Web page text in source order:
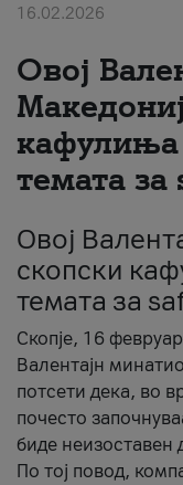
#ПодобарОнлајн
16.02.2026
Овој
кафулиња
темата
Овој
скопски
темата за
Скопје, 16
Валентајн
потсети дека, во
почесто
биде неизоставен
По тој повод,